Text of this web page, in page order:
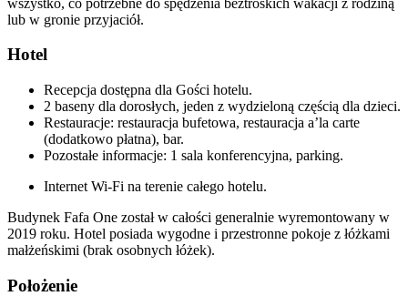
lub w gronie przyjaciół.
Hotel
Recepcja dostępna dla Gości hotelu.
2 baseny dla dorosłych, jeden z wydzieloną częścią dla dzieci.
Restauracje: restauracja bufetowa, restauracja a’la carte
(dodatkowo płatna), bar.
Pozostałe informacje: 1 sala konferencyjna, parking.
Internet Wi-Fi na terenie całego hotelu.
Budynek Fafa One został w całości generalnie wyremontowany w
2019 roku. Hotel posiada wygodne i przestronne pokoje z łóżkami
małżeńskimi (brak osobnych łóżek).
Położenie